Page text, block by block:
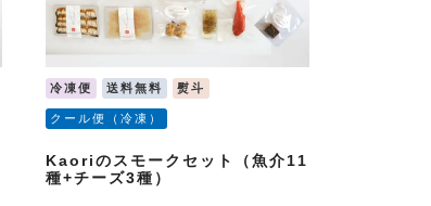
冷凍便 送料無料 熨斗
クール便（冷凍）
Kaoriのスモークセット（魚介11
種+チーズ3種）